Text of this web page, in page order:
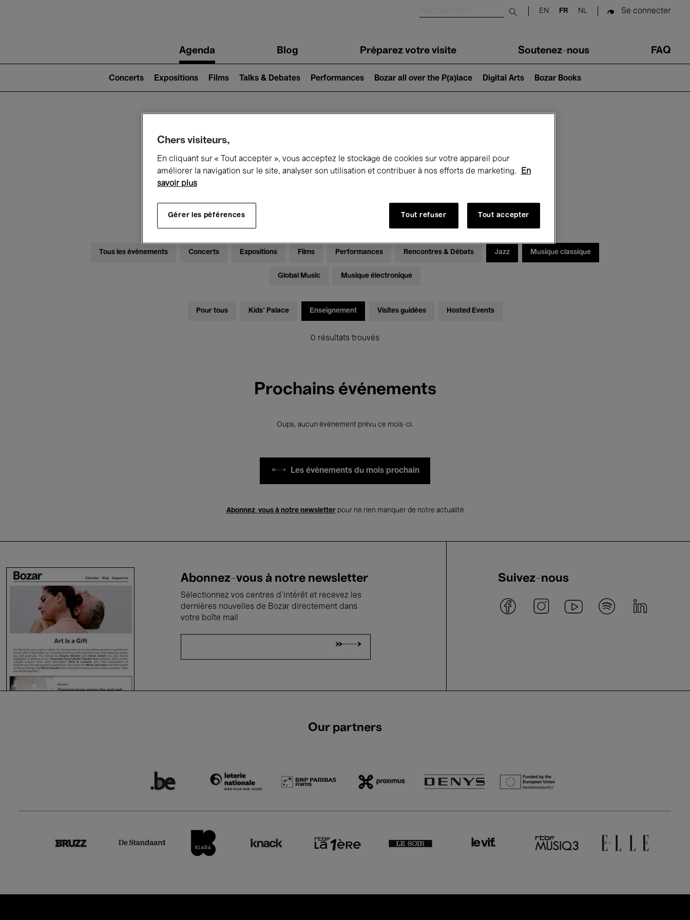
Submit search
EN FR NL Se connecter
navigationAgenda Blog Préparez votre visite Soutenez-nous FAQ
2)
Concerts Expositions Films Talks & Debates Performances Bozar all over the P(a)lace Digital Arts Bozar Books
Ce qui se passe à Bozar
Tous les événements Concerts Expositions Films Performances Rencontres & Débats Jazz Musique classique
Global Music Musique électronique
Pour tous Kids’ Palace Enseignement Visites guidées Hosted Events
0 résultats trouvés
Prochains événements
Oups, aucun événement prévu ce mois-ci.
Les événements du mois prochain
Abonnez-vous à notre newsletterpour ne rien manquer de notre actualité
Abonnez-vous à notre newsletter
Sélectionnez vos centres d'intérêt et recevez les
dernières nouvelles de Bozar directement dans
votre boîte mail
Suivez-nous
Our partners
Chers visiteurs,
En cliquant sur « Tout accepter », vous acceptez le stockage de cookies sur votre appareil pour
améliorer la navigation sur le site, analyser son utilisation et contribuer à nos efforts de marketing.
En
savoir plus
Gérer les péférences Tout refuser Tout accepter